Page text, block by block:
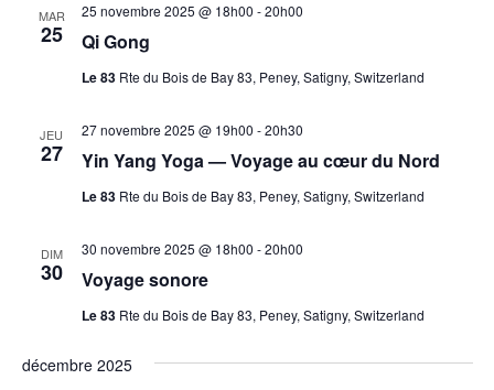
MAR
25 Qi Gong
25 novembre 2025 @ 18h00 -20h00
Le 83 Rte du Bois de Bay 83, Peney, Satigny, Switzerland
JEU
27 Yin Yang Yoga — Voyage au cœur du Nord
27 novembre 2025 @ 19h00 -20h30
Le 83 Rte du Bois de Bay 83, Peney, Satigny, Switzerland
DIM
30 Voyage sonore
30 novembre 2025 @ 18h00 -20h00
Le 83 Rte du Bois de Bay 83, Peney, Satigny, Switzerland
décembre 2025